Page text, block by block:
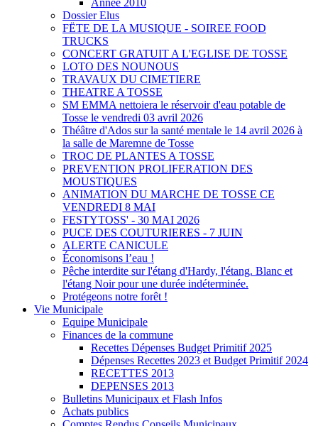
Dossier Elus
FËTE DE LA MUSIQUE - SOIREE FOOD
TRUCKS
CONCERT GRATUIT A L'EGLISE DE TOSSE
LOTO DES NOUNOUS
TRAVAUX DU CIMETIERE
THEATRE A TOSSE
SM EMMA nettoiera le réservoir d'eau potable de
Tosse le vendredi 03 avril 2026
Théâtre d'Ados sur la santé mentale le 14 avril 2026 à
la salle de Maremne de Tosse
TROC DE PLANTES A TOSSE
PREVENTION PROLIFERATION DES
MOUSTIQUES
ANIMATION DU MARCHE DE TOSSE CE
VENDREDI 8 MAI
FESTYTOSS' - 30 MAI 2026
PUCE DES COUTURIERES - 7 JUIN
ALERTE CANICULE
Économisons l’eau !
Pêche interdite sur l'étang d'Hardy, l'étang. Blanc et
l'étang Noir pour une durée indéterminée.
Protégeons notre forêt !
Vie Municipale
Equipe Municipale
Finances de la commune
Recettes Dépenses Budget Primitif 2025
Dépenses Recettes 2023 et Budget Primitif 2024
RECETTES 2013
DEPENSES 2013
Bulletins Municipaux et Flash Infos
Achats publics